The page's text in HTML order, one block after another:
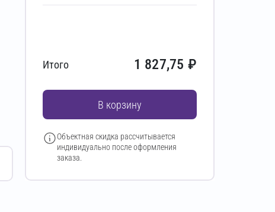
Итого 1 827,75 ₽
В корзину
Объектная скидка рассчитывается
индивидуально после оформления
заказа.